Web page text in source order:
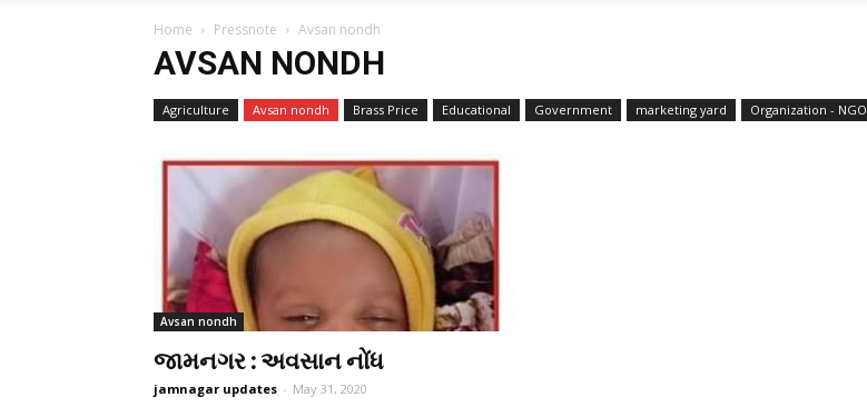
Home Pressnote Avsan nondh
AVSAN NONDH
Agriculture Avsan nondh Brass Price Educational Government marketing yard Organization - NGO
Avsan nondh
જામનગર : અવસાન નોંધ
jamnagar updates - May 31, 2020